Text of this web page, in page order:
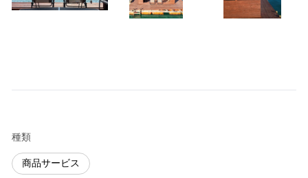
種類
商品サービス